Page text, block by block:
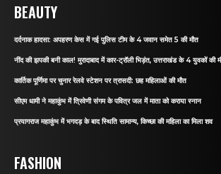
BEAUTY
दर्दनाक हादसा: अपहरण केस में गई पुलिस टीम के 4 जवान समेत 5 की मौत
नींद की झपकी बनी काल! मुरादाबाद में कार-ट्रॉली भिड़ंत, उत्तराखंड के 4 युवकों की
कार्तिक पूर्णिमा पर चुनार रेलवे स्टेशन पर त्रासदी: छह महिलाओं की मौत
सीएम धामी ने महाकुंभ में त्रिवेणी संगम के पवित्र जल में माता को कराया स्नान
प्रयागराज महाकुंभ में भगदड़ के बाद स्थिति सामान्य, किच्छा की महिला का मिला शव
FASHION